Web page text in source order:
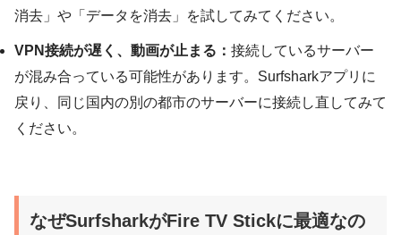
消去」や「データを消去」を試してみてください。
VPN接続が遅く、動画が止まる： 接続しているサーバー
が混み合っている可能性があります。Surfsharkアプリに
戻り、同じ国内の別の都市のサーバーに接続し直してみて
ください。
なぜSurfsharkがFire TV Stickに最適なの